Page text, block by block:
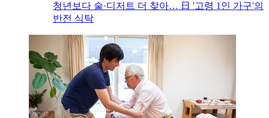
청년보다 술·디저트 더 찾아… 日 '고령 1인 가구'의
반전 식탁